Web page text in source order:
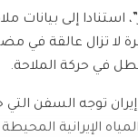
استنادا إلى بيانات
لا تزال عالقة
في حركة الملاحة.
توجه السفن
الإيرانية